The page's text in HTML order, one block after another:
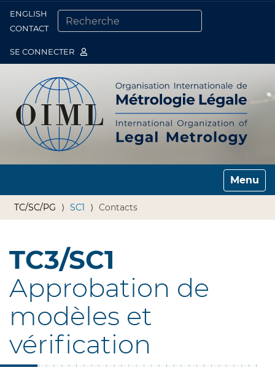
ENGLISH
CONTACT
SE CONNECTER
Toggle
TC/SC/PG SC1 Contacts
TC3/SC1
Approbation de
modèles et
vérification